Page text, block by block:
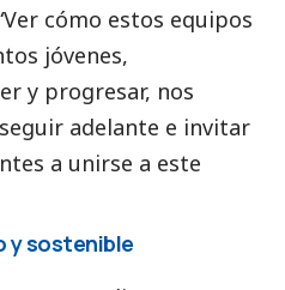
cómo estos equipos
jóvenes,
y progresar, nos
adelante e invitar
a unirse a este
y sostenible